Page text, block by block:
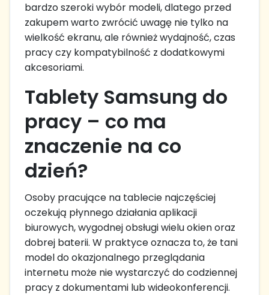
bardzo szeroki wybór modeli, dlatego przed
zakupem warto zwrócić uwagę nie tylko na
wielkość ekranu, ale również wydajność, czas
pracy czy kompatybilność z dodatkowymi
akcesoriami.
Tablety Samsung do
pracy – co ma
znaczenie na co
dzień?
Osoby pracujące na tablecie najczęściej
oczekują płynnego działania aplikacji
biurowych, wygodnej obsługi wielu okien oraz
dobrej baterii. W praktyce oznacza to, że tani
model do okazjonalnego przeglądania
internetu może nie wystarczyć do codziennej
pracy z dokumentami lub wideokonferencji.